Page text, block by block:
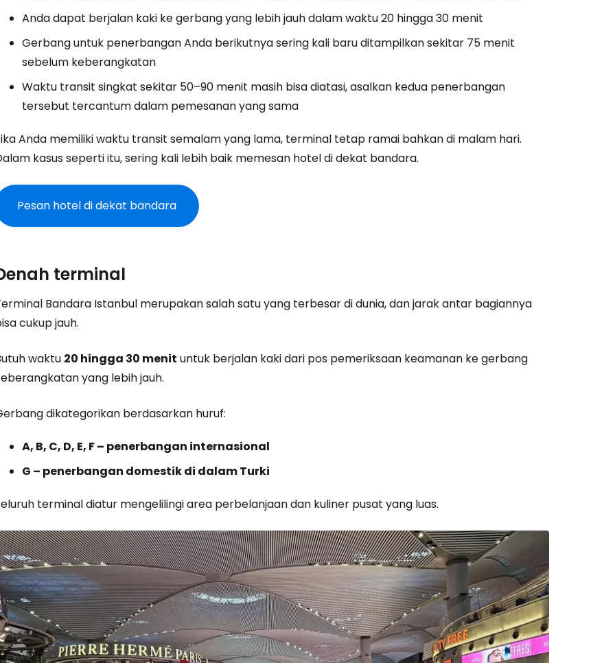
Anda dapat berjalan kaki ke gerbang yang lebih jauh dalam waktu 20 hingga 30 menit
Gerbang untuk penerbangan Anda berikutnya sering kali baru ditampilkan sekitar 75 menit
sebelum keberangkatan
Waktu transit singkat sekitar 50–90 menit masih bisa diatasi, asalkan kedua penerbangan
tersebut tercantum dalam pemesanan yang sama
Anda memiliki waktu transit semalam yang lama, terminal tetap ramai bahkan di malam hari.
kasus seperti itu, sering kali lebih baik memesan hotel di dekat bandara.
Pesan hotel di dekat bandara
terminal
Bandara Istanbul merupakan salah satu yang terbesar di dunia, dan jarak antar bagiannya
cukup jauh.
waktu 20 hingga 30 menit untuk berjalan kaki dari pos pemeriksaan keamanan ke gerbang
yang lebih jauh.
dikategorikan berdasarkan huruf:
A, B, C, D, E, F – penerbangan internasional
G – penerbangan domestik di dalam Turki
terminal diatur mengelilingi area perbelanjaan dan kuliner pusat yang luas.
Masuk ke Cestee
Lanjutkan dengan Google
Lanjutkan dengan Facebook